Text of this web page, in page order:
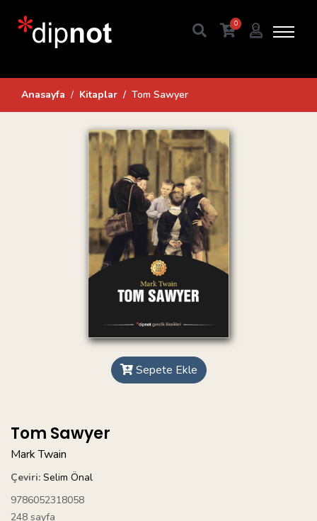
0
Anasayfa Kitaplar Tom Sawyer
Sepete Ekle
Tom Sawyer
Mark Twain
Çeviri: Selim Önal
9786052318058
248 sayfa